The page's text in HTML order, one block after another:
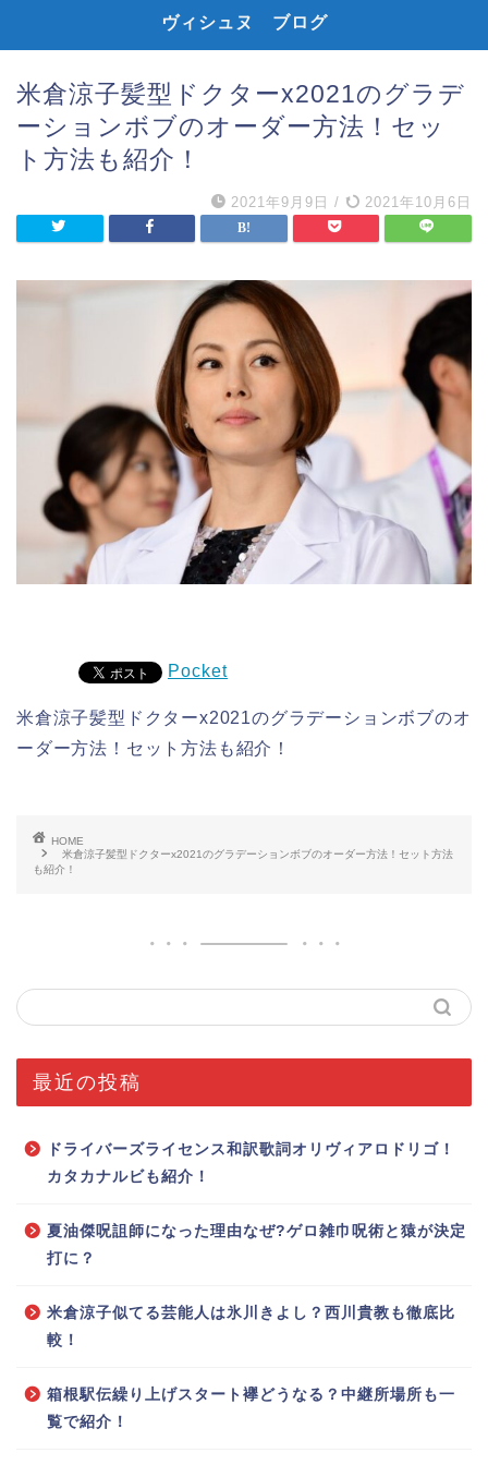
ヴィシュヌ ブログ
米倉涼子髪型ドクターx2021のグラデ
ーションボブのオーダー方法！セッ
ト方法も紹介！
2021年9月9日 / 2021年10月6日
Pocket
米倉涼子髪型ドクターx2021のグラデーションボブのオ
ーダー方法！セット方法も紹介！
HOME
米倉涼子髪型ドクターx2021のグラデーションボブのオーダー方法！セット方法
も紹介！
最近の投稿
ドライバーズライセンス和訳歌詞オリヴィアロドリゴ！
カタカナルビも紹介！
夏油傑呪詛師になった理由なぜ?ゲロ雑巾呪術と猿が決定
打に？
米倉涼子似てる芸能人は氷川きよし？西川貴教も徹底比
較！
箱根駅伝繰り上げスタート襷どうなる？中継所場所も一
覧で紹介！